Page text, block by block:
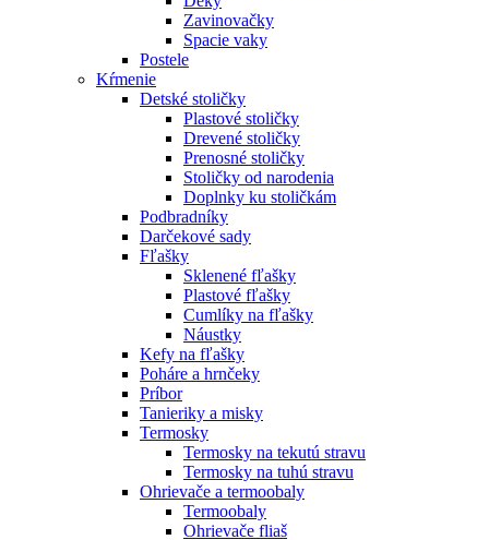
Zavinovačky
Spacie vaky
Postele
Kŕmenie
Detské stoličky
Plastové stoličky
Drevené stoličky
Prenosné stoličky
Stoličky od narodenia
Doplnky ku stoličkám
Podbradníky
Darčekové sady
Fľašky
Sklenené fľašky
Plastové fľašky
Cumlíky na fľašky
Náustky
Kefy na fľašky
Poháre a hrnčeky
Príbor
Tanieriky a misky
Termosky
Termosky na tekutú stravu
Termosky na tuhú stravu
Ohrievače a termoobaly
Termoobaly
Ohrievače fliaš